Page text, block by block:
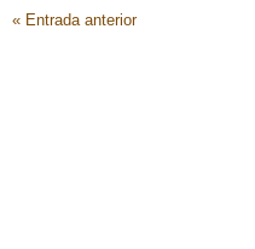
« Entrada anterior